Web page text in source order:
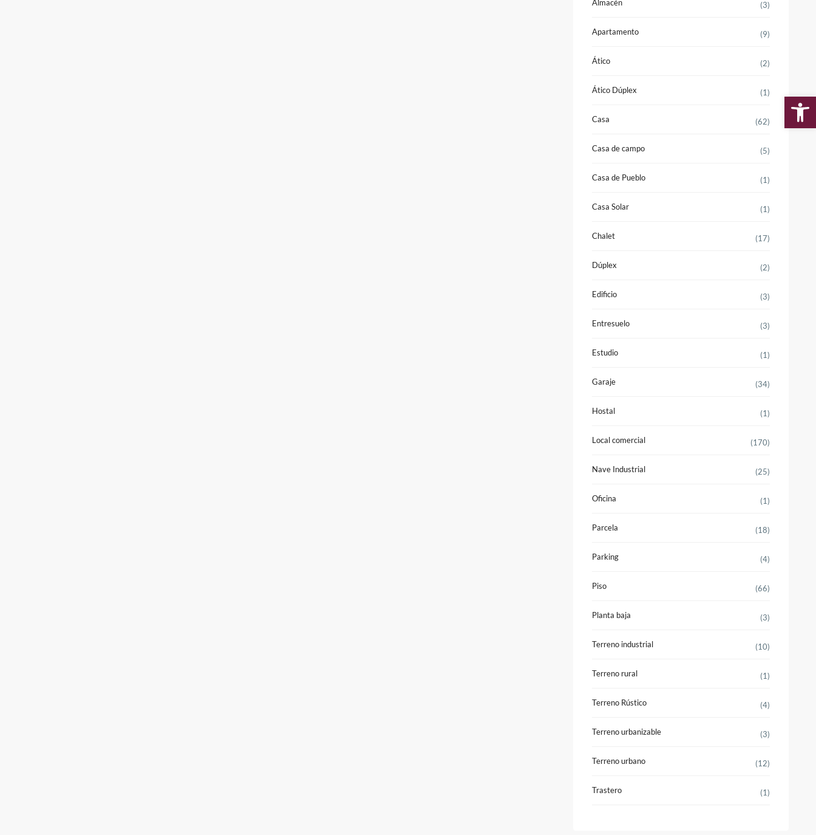
Almacén (3)
Apartamento (9)
Ático (2)
Ático Dúplex (1)
Casa (62)
Casa de campo (5)
Casa de Pueblo (1)
Casa Solar (1)
Chalet (17)
Dúplex (2)
Edificio (3)
Entresuelo (3)
Estudio (1)
Garaje (34)
Hostal (1)
Local comercial (170)
Nave Industrial (25)
Oficina (1)
Parcela (18)
Parking (4)
Piso (66)
Planta baja (3)
Terreno industrial (10)
Terreno rural (1)
Terreno Rústico (4)
Terreno urbanizable (3)
Terreno urbano (12)
Trastero (1)